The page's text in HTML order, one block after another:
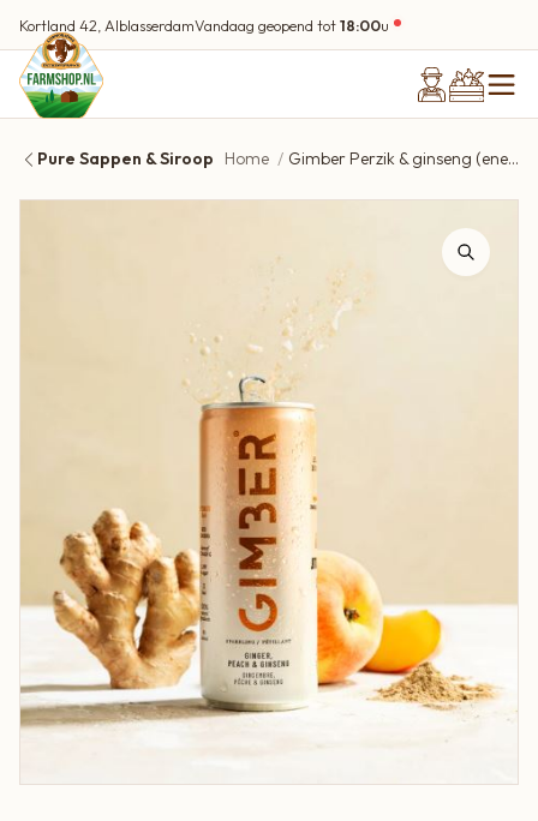
Kortland 42, AlblasserdamVandaag geopend tot18:00u
Pure Sappen & Siroop Home Gimber Perzik & ginseng (energy) 250ml